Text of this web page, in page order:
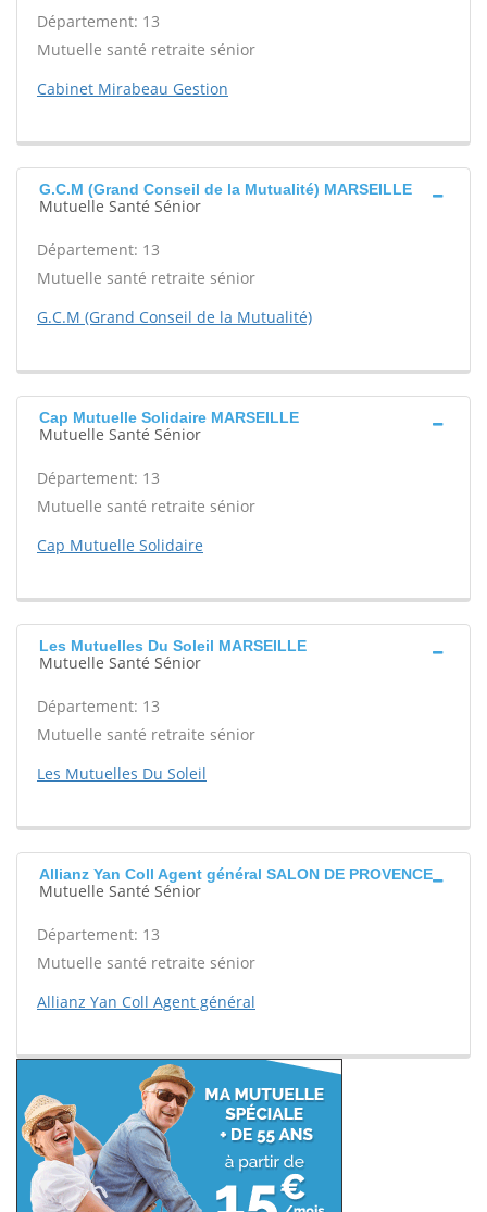
Département: 13
Mutuelle santé retraite sénior
Cabinet Mirabeau Gestion
G.C.M (Grand Conseil de la Mutualité) MARSEILLE
Mutuelle Santé Sénior
Département: 13
Mutuelle santé retraite sénior
G.C.M (Grand Conseil de la Mutualité)
Cap Mutuelle Solidaire MARSEILLE
Mutuelle Santé Sénior
Département: 13
Mutuelle santé retraite sénior
Cap Mutuelle Solidaire
Les Mutuelles Du Soleil MARSEILLE
Mutuelle Santé Sénior
Département: 13
Mutuelle santé retraite sénior
Les Mutuelles Du Soleil
Allianz Yan Coll Agent général SALON DE PROVENCE
Mutuelle Santé Sénior
Département: 13
Mutuelle santé retraite sénior
Allianz Yan Coll Agent général